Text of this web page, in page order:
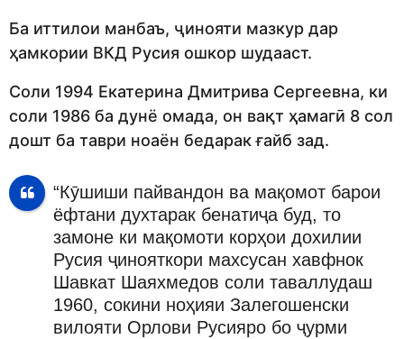
Ба иттилои манбаъ, ҷинояти мазкур дар
ҳамкории ВКД Русия ошкор шудааст.
Соли 1994 Екатерина Дмитрива Сергеевна, ки
соли 1986 ба дунё омада, он вақт ҳамагӣ 8 сол
дошт ба таври ноаён бедарак ғайб зад.
“Кӯшиши пайвандон ва мақомот барои
ёфтани духтарак бенатиҷа буд, то
замоне ки мақомоти корҳои дохилии
Русия ҷинояткори махсусан хавфнок
Шавкат Шаяхмедов соли таваллудаш
1960, сокини ноҳияи Залегошенски
вилояти Орлови Русияро бо ҷурми